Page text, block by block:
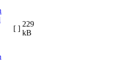
[ ]
229
kB